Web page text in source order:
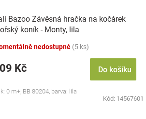
Bazoo Závěsná hračka na kočárek
koník - Monty, lila
nedostupné (5 ks)
Kč Do košíku
0 m+, BB 80204, barva: lila
Kód: 14567601